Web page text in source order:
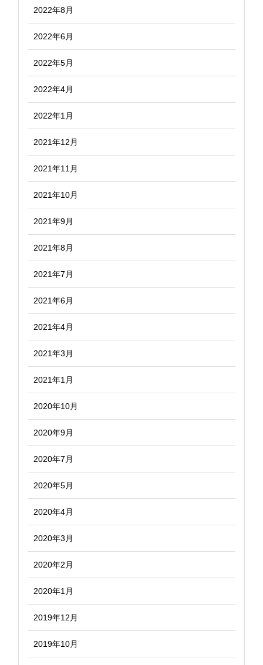
2022年8月
2022年6月
2022年5月
2022年4月
2022年1月
2021年12月
2021年11月
2021年10月
2021年9月
2021年8月
2021年7月
2021年6月
2021年4月
2021年3月
2021年1月
2020年10月
2020年9月
2020年7月
2020年5月
2020年4月
2020年3月
2020年2月
2020年1月
2019年12月
2019年10月